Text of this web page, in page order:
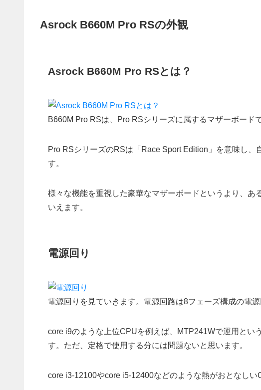
Asrock B660M Pro RSの外観
Asrock B660M Pro RSとは？
B660M Pro RSは、Pro RSシリーズに属するマザーボードで
Pro RSシリーズのRSは「Race Sport Edition」を意味し、
す。
様々な機能を重視した豪華なマザーボードというより、あ
いえます。
電源回り
電源回りを見ていきます。電源回路は8フェーズ構成の電源
core i9のような上位CPUを例えば、MTP241Wで運用とい
す。ただ、定格で使用する分には問題ないと思います。
core i3-12100やcore i5-12400などのような熱がおとなし